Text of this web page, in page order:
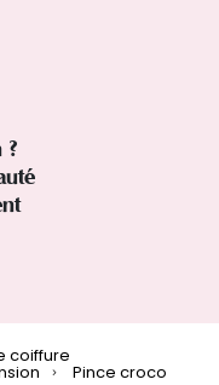
?
coiffure
Pince croco